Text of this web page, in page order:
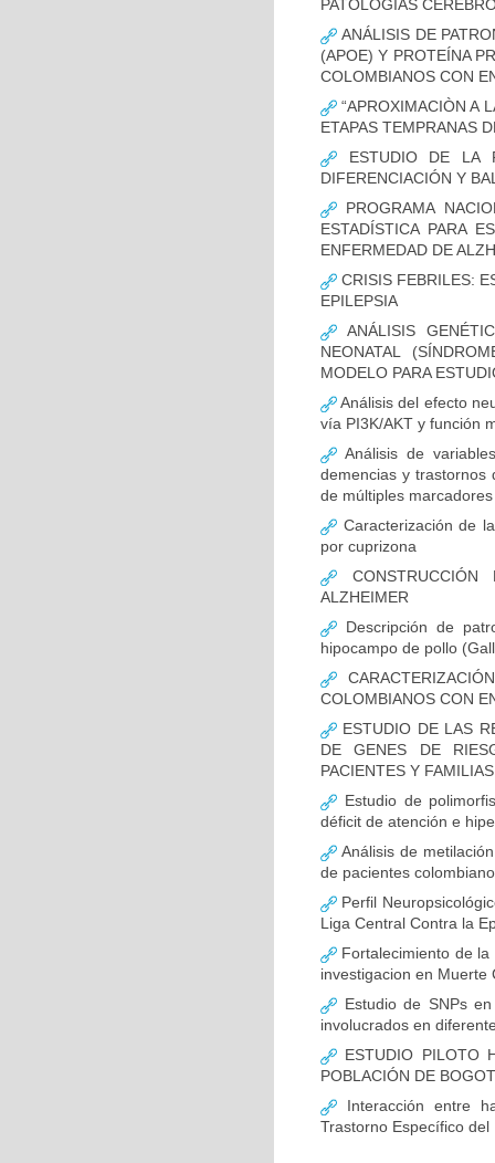
PATOLOGÍAS
ANÁLISIS DE
(APOE) Y PROTEÍNA
COLOMBIANOS CON
“APROXIMACIÒN A
ETAPAS TEMPRANAS
ESTUDIO DE LA
DIFERENCIACIÓN Y
PROGRAMA
ESTADÍSTICA PARA
ENFERMEDAD DE
CRISIS FEBRILES:
EPILEPSIA
ANÁLISIS
NEONATAL
MODELO PARA
Análisis del efecto
vía PI3K/AKT y función
Análisis de
demencias y trastornos
de múltiples
Caracterización de
por cuprizona
ALZHEIMER
Descripción de
hipocampo de pollo
COLOMBIANOS CON
ESTUDIO DE LAS
DE GENES DE
PACIENTES Y
Estudio de
déficit de atención e
Análisis de
de pacientes
Perfil
Liga Central Contra la
Fortalecimiento de la
investigacion en Muerte
Estudio de SNPs
involucrados en
ESTUDIO PILOTO
POBLACIÓN DE
Interacción entre
Trastorno Específico del